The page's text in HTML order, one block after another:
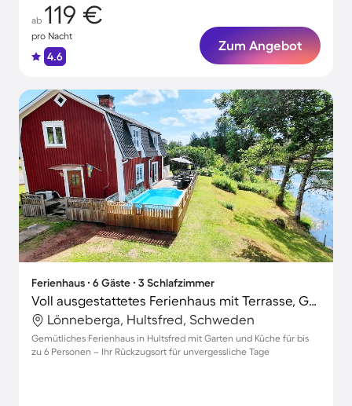
ab 119 €
pro Nacht
4.6
Zum Angebot
Ferienhaus ∙ 6 Gäste ∙ 3 Schlafzimmer
Voll ausgestattetes Ferienhaus mit Terrasse, Grill und Garten
Lönneberga, Hultsfred, Schweden
Gemütliches Ferienhaus in Hultsfred mit Garten und Küche für bis
zu 6 Personen – Ihr Rückzugsort für unvergessliche Tage